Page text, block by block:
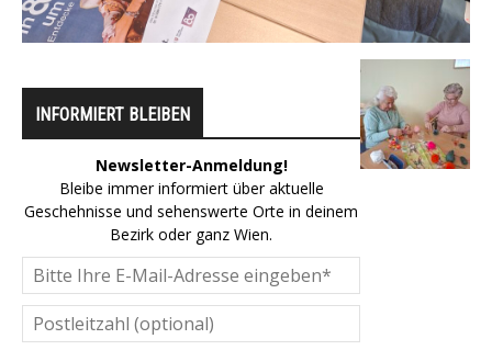
INFORMIERT BLEIBEN
Newsletter-Anmeldung!
Bleibe immer informiert über aktuelle
Geschehnisse und sehenswerte Orte in deinem
Bezirk oder ganz Wien.